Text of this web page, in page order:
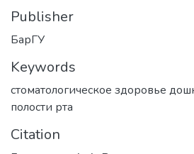
Publisher
БарГУ
Keywords
стоматологическое здоровье
полости рта
Citation